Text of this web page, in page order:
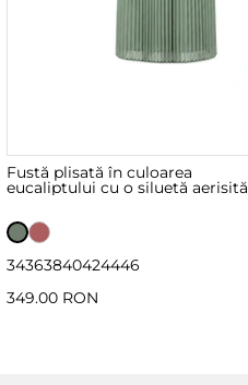
Fustă plisată în culoarea
eucaliptului cu o siluetă aerisită
34363840424446
349.00 RON